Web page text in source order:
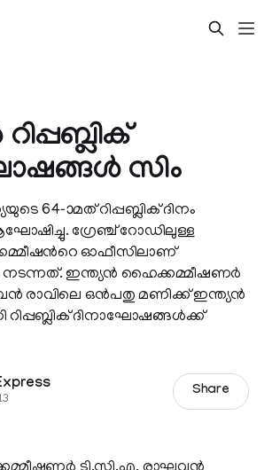
സിം
64-ാമത് റിപ്പബ്ലിക് ദിനം
ഗ്രേഞ്ച് റോഡിലുള്ള
ഓഫീസിലാണ്
ഇന്ത്യന്‍ ഹൈക്കമ്മീഷണര്‍
രാവിലെ ഒന്‍പതു മണിക്ക് ഇന്ത്യന്‍
ദിനാഘോഷങ്ങള്‍ക്ക്
Share